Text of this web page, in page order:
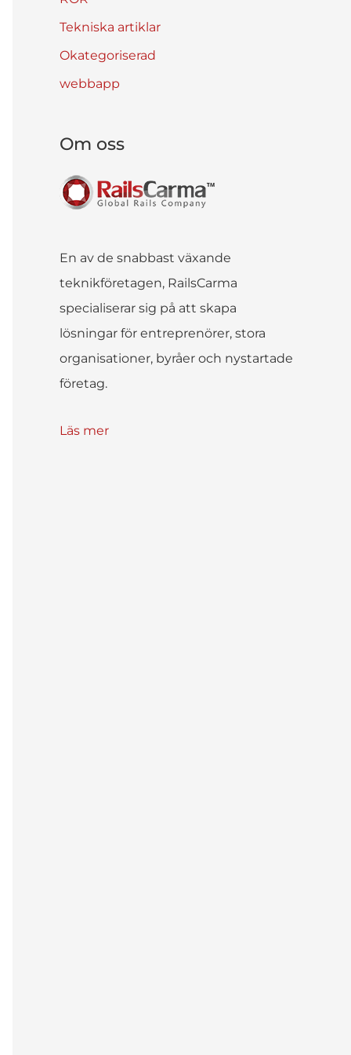
Tekniska artiklar
Okategoriserad
webbapp
Om oss
En av de snabbast växande
teknikföretagen, RailsCarma
specialiserar sig på att skapa
lösningar för entreprenörer, stora
organisationer, byråer och nystartade
företag.
Läs mer